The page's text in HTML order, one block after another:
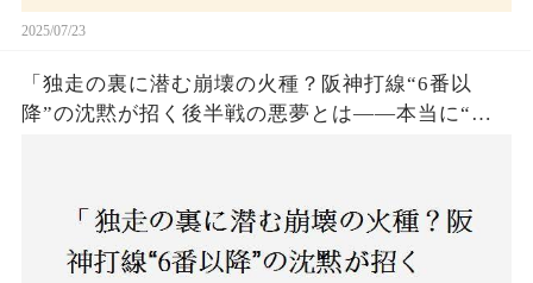
2025/07/23
「独走の裏に潜む崩壊の火種？阪神打線“6番以
降”の沈黙が招く後半戦の悪夢とは——本当に“強